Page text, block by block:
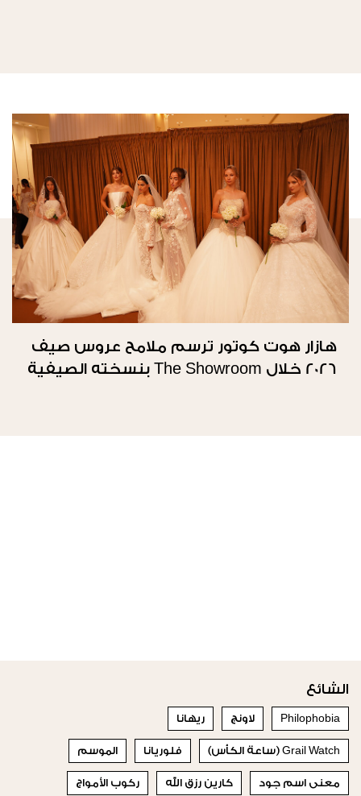
هازار هوت كوتور ترسم ملامح عروس صيف
2026 خلال The Showroom بنسخته الصيفية
الشائع
Philophobia لاونج ريهانا
Grail Watch (ساعة الكأس) فلوريانا الموسم
معنى اسم جود كارين رزق الله ركوب الأمواج